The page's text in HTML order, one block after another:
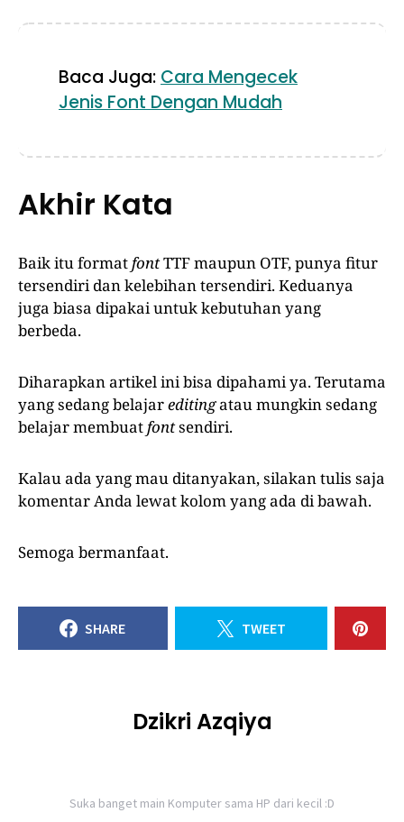
Baca Juga: Cara Mengecek
Jenis Font Dengan Mudah
Akhir Kata
Baik itu formatfontTTF maupun OTF, punya fitur
tersendiri dan kelebihan tersendiri. Keduanya
juga biasa dipakai untuk kebutuhan yang
berbeda.
Diharapkan artikel ini bisa dipahami ya. Terutama
yang sedang belajareditingatau mungkin sedang
belajar membuatfontsendiri.
Kalau ada yang mau ditanyakan, silakan tulis saja
komentar Anda lewat kolom yang ada di bawah.
Semoga bermanfaat.
SHARE TWEET
Dzikri Azqiya
Suka banget main Komputer sama HP dari kecil :D